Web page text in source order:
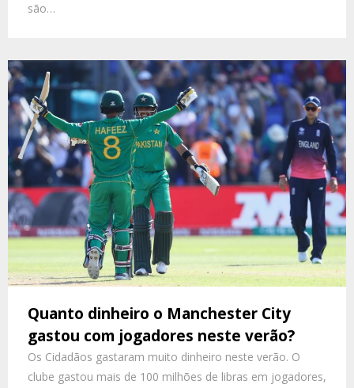
são…
Quanto dinheiro o Manchester City
gastou com jogadores neste verão?
Os Cidadãos gastaram muito dinheiro neste verão. O
clube gastou mais de 100 milhões de libras em jogadores,